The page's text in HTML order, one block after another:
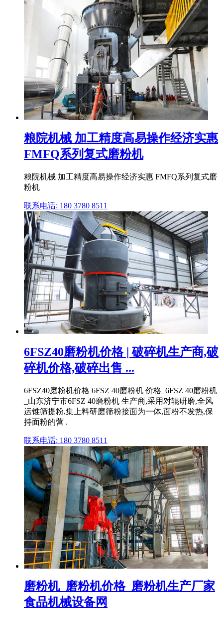
粮院机械 加工精度高易操作经济实惠
FMFQ系列复式磨粉机
粮院机械 加工精度高易操作经济实惠 FMFQ系列复式磨
粉机
联系电话: 180 3780 8511
6FSZ40磨粉机价格 | 破碎机生产商,破
碎机价格,破碎出售 ...
6FSZ40磨粉机价格 6FSZ 40磨粉机 价格_6FSZ 40磨粉机
_山东济宁市6FSZ 40磨粉机 生产商,采用对辊研磨,全风
运锥筛提粉,集上料研磨筛粉接面为一体,面粉不发热,保
持面粉的营 .
联系电话: 180 3780 8511
磨粉机_磨粉机价格_磨粉机生产厂家
食品机械设备网